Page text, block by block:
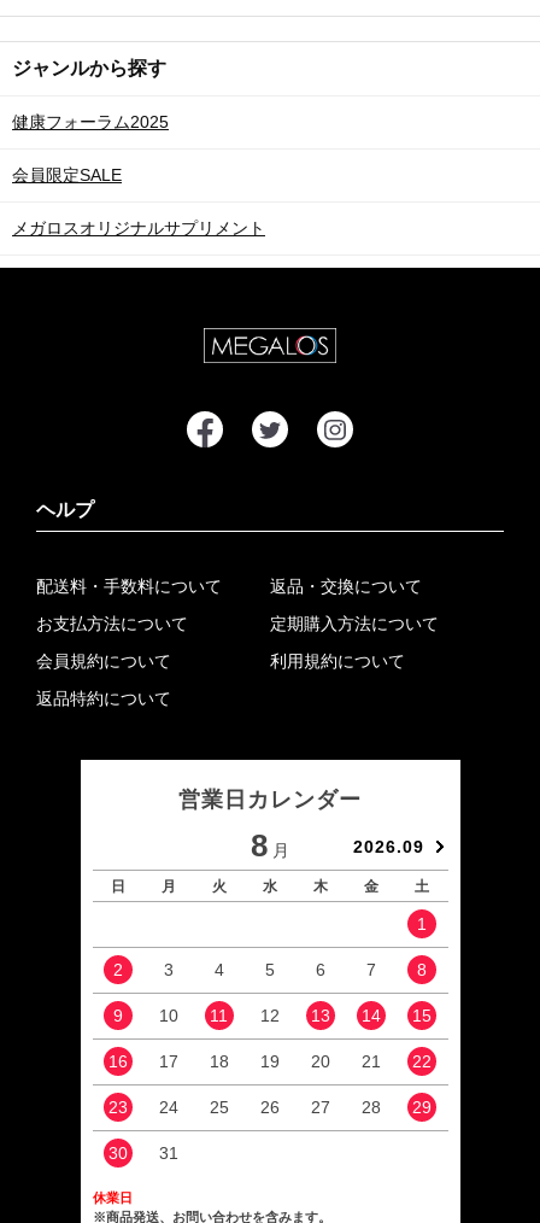
ジャンルから探す
健康フォーラム2025
会員限定SALE
メガロスオリジナルサプリメント
ヘルプ
配送料・手数料について
お支払方法について
会員規約について
返品特約について
返品・交換について
定期購入方法について
利用規約について
営業日カレンダー
8 月 2026.09
日 月 火 水 木 金 土
1
2 3 4 5 6 7 8
9 10 11 12 13 14 15
16 17 18 19 20 21 22
23 24 25 26 27 28 29
30 31
休業日
※商品発送、お問い合わせを含みます。